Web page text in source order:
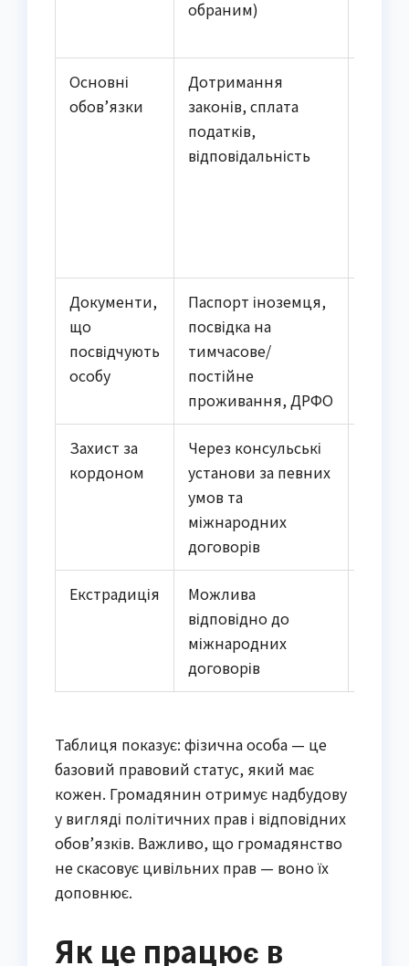
обраним)
Основні
обов’язки
Дотримання
законів, сплата
податків,
відповідальність
Документи,
що
посвідчують
особу
Паспорт іноземця,
посвідка на
тимчасове/
постійне
проживання, ДРФО
Захист за
кордоном
Через консульські
установи за певних
умов та
міжнародних
договорів
Екстрадиція
Можлива
відповідно до
міжнародних
договорів
Таблиця показує: фізична особа — це
базовий правовий статус, який має
кожен. Громадянин отримує надбудову
у вигляді політичних прав і відповідних
обов’язків. Важливо, що громадянство
не скасовує цивільних прав — воно їх
доповнює.
Як це працює в